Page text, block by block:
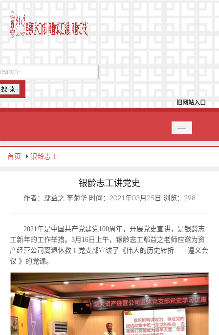
旧网站入口
首页
关工委
老年协会
麓山红枫
银龄志工
养生保健
爱晚亭杂志
首页 银龄志工
银龄志工讲党史
作者：鄢益之 李菊华 时间：2021年03月25日 浏览： 298
2021年是中国共产党建党100周年，开展党史宣讲，是银龄志
工新年的工作举措。 3月 16 日上午，银龄志工鄢益之老师应邀为资
产经营公司离退休教工党支部宣讲了《伟大的历史转折——遵义会
议 》的党课。